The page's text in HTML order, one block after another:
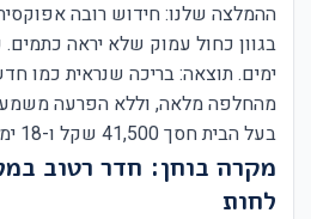
ההמלצה שלנו: חידוש רובה
מהחלפה מלאה, וללא הפרעה
בעל הבית חסך 41,500 שקל ו-18 ימים של עבודה.
מקרה בוחן: חדר רטוב
לחות